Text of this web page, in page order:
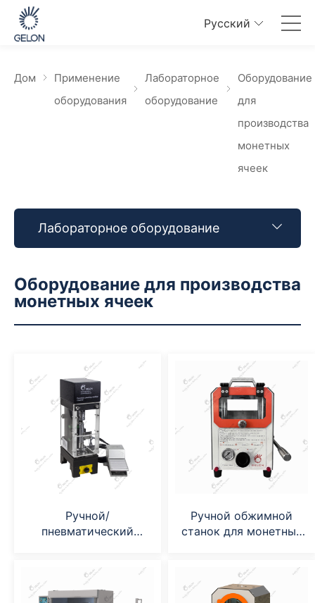
Pусский
Дом
Применение
оборудования
Лабораторное
оборудование
Оборудование
для
производства
монетных
ячеек
Лабораторное оборудование
Оборудование для производства
монетных ячеек
Ручной/
пневматический
Ручной обжимной
станок для монетных